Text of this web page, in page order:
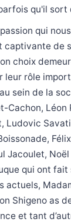
qu'il sort
qui
captivante de
choix
leur rôle
sein de la
Cachon, Léon
Ludovic
Jacoulet,
qui ont fait
actuels,
Shigeno as
et tant